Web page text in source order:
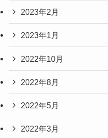
2023年2月
2023年1月
2022年10月
2022年8月
2022年5月
2022年3月